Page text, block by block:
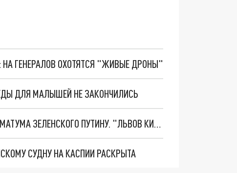
ГЕНЕРАЛОВ ОХОТЯТСЯ "ЖИВЫЕ ДРОНЫ"
ДЛЯ МАЛЫШЕЙ НЕ ЗАКОНЧИЛИСЬ
НОВОЕ МАСШТАБНЕЙШЕЕ НАСТУПЛЕНИЕ. ТРИ УЛЬТИМАТУМА ЗЕЛЕНСКОГО ПУТИНУ. "ЛЬВОВ КИМА" ПОСТАВЯТ НА ПВО? ГЛОБАЛЬНЫЙ ПРОРЫВ ПОД ЗАПОРОЖЬЕМ
СУДНУ НА КАСПИИ РАСКРЫТА